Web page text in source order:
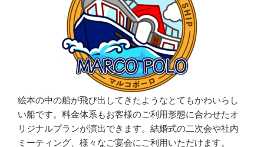
絵本の中の船が飛び出してきたようなとてもかわいらし
い船です。料金体系もお客様のご利用形態に合わせたオ
リジナルプランが演出できます。結婚式の二次会や社内
ミーティング、様々なご宴会にご利用いただけます。